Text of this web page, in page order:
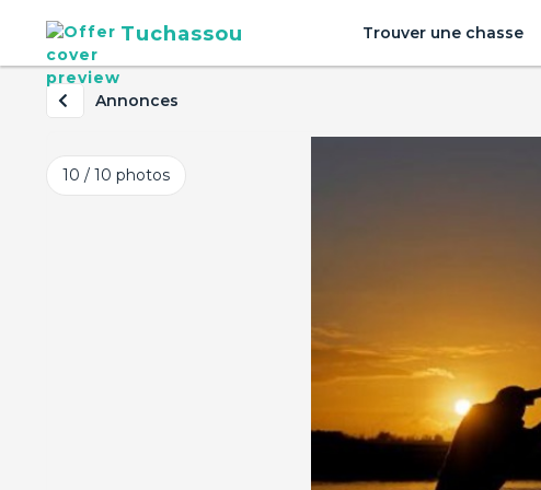
Tuchassou Trouver une chasse
Annonces
10 / 10 photos